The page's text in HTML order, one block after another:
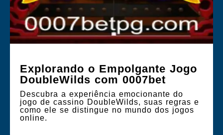
Explorando o Empolgante Jogo
DoubleWilds com 0007bet
Descubra a experiência emocionante do
jogo de cassino DoubleWilds, suas regras e
como ele se distingue no mundo dos jogos
online.